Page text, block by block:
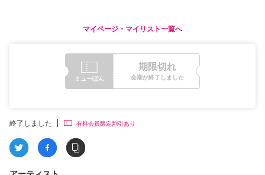
マイページ・マイリスト一覧へ
ミューぽん
期限切れ
会期が終了しました
終了しました 有料会員限定割引あり